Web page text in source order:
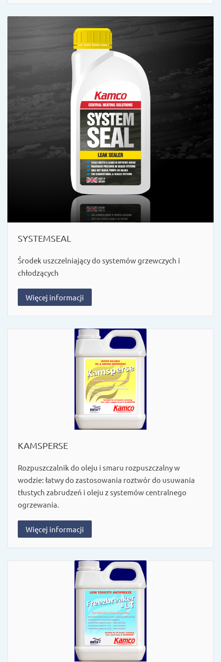
SYSTEMSEAL
Środek uszczelniający do systemów grzewczych i
chłodzących
Więcej informacji
KAMSPERSE
Rozpuszczalnik do oleju i smaru rozpuszczalny w
wodzie: łatwy do zastosowania roztwór do usuwania
tłustych zabrudzeń i oleju z systemów centralnego
ogrzewania.
Więcej informacji